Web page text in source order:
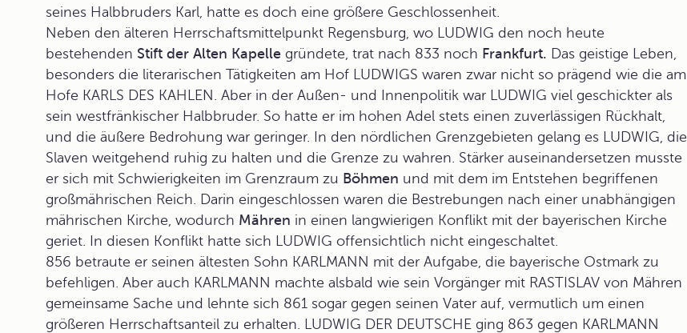
seines Halbbruders Karl, hatte es doch eine größere Geschlossenheit.
Neben den älteren Herrschaftsmittelpunkt Regensburg, wo LUDWIG den noch heute
bestehenden Stift der Alten Kapelle gründete, trat nach 833 noch Frankfurt. Das geistige Leben,
besonders die literarischen Tätigkeiten am Hof LUDWIGS waren zwar nicht so prägend wie die am
Hofe KARLS DES KAHLEN. Aber in der Außen- und Innenpolitik war LUDWIG viel geschickter als
sein westfränkischer Halbbruder. So hatte er im hohen Adel stets einen zuverlässigen Rückhalt,
und die äußere Bedrohung war geringer. In den nördlichen Grenzgebieten gelang es LUDWIG, die
Slaven weitgehend ruhig zu halten und die Grenze zu wahren. Stärker auseinandersetzen musste
er sich mit Schwierigkeiten im Grenzraum zu Böhmen und mit dem im Entstehen begriffenen
großmährischen Reich. Darin eingeschlossen waren die Bestrebungen nach einer unabhängigen
mährischen Kirche, wodurch Mähren in einen langwierigen Konflikt mit der bayerischen Kirche
geriet. In diesen Konflikt hatte sich LUDWIG offensichtlich nicht eingeschaltet.
856 betraute er seinen ältesten Sohn KARLMANN mit der Aufgabe, die bayerische Ostmark zu
befehligen. Aber auch KARLMANN machte alsbald wie sein Vorgänger mit RASTISLAV von Mähren
gemeinsame Sache und lehnte sich 861 sogar gegen seinen Vater auf, vermutlich um einen
größeren Herrschaftsanteil zu erhalten. LUDWIG DER DEUTSCHE ging 863 gegen KARLMANN